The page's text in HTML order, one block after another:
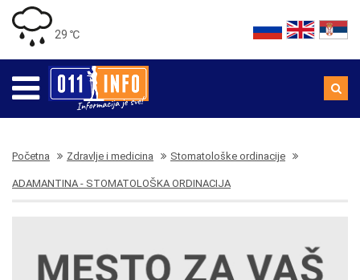
29 ℃
Početna Zdravlje i medicina Stomatološke ordinacije
ADAMANTINA - STOMATOLOŠKA ORDINACIJA